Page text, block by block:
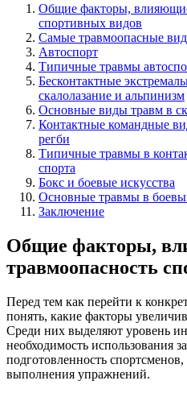
Общие факторы,
спортивных видов
Самые травмоопасные
Автоспорт
Типичные травмы
Бесконтактные
скалолазание и альпинизм
Основные виды травм в
Контактные командные
регби
Типичные травмы в
спорта
Бокс и боевые искусства
Основные травмы в
Заключение
Общие факторы,
травмоопасность
Перед тем как перейти к
понять, какие факторы
Среди них выделяют уровень
необходимость использования
подготовленность
выполнения упражнений.